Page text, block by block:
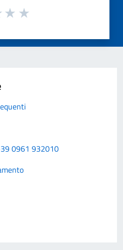
0961 932010